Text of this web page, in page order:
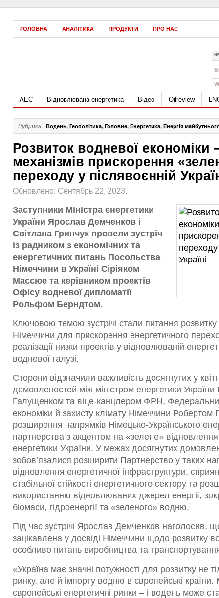
ГОЛОВНА АНАЛІТИКА ПРОДУКТИ ПРО НАС
АЕС Відновлювана енергетика Відео Oilreview
Рубрика | Водень, Геополітика, Головне, Енергетика, Енергія
Розвиток водневої економіки
механізмів прискорення
переходу у післявоєнній
Обновлено: Сентябрь 22, 2023.
Заступники Міністра енергетики
України Ярослав Демченков і
Світлана Гринчук провели зустріч
із радником з економічних та
енергетичних питань Посольства
Німеччини в Україні Сіріяком
Массюе та керівником проектів
Офісу водневої дипломатії
Рольфом Берндтом.
Ключовою темою зустрічі стали питання розвитку
Німеччини для прискорення енергетичного
реалізації низки проектів у відновлюваній
водневої галузі.
Сторони відзначили важливість досягнутих у
домовленостей між міністром енергетики
Галущенком та віце-канцлером ФРН,
економіки й захисту клімату Німеччини
розширення напрямків Німецько-Українського
партнерства з акцентом на «зелене»
енергетики України. У межах досягнутих
зобов’язалися розширити Партнерство у таких
відновлення енергетичної інфраструктури,
стабільної стійкості енергетичного сектору та
використанню відновлюваних джерел енергії,
біомаси, гідроенергії та «зеленого» водню.
Під час зустрічі Ярослав Демченков наголосив,
зацікавлена у досвіді Німеччини щодо розвитку
особливо питань виробництва та
«Україна має значні потужності для розвитку не
ринку, але й імпорту водню в європейські країни.
європейські енергетичні ринки – і водень може